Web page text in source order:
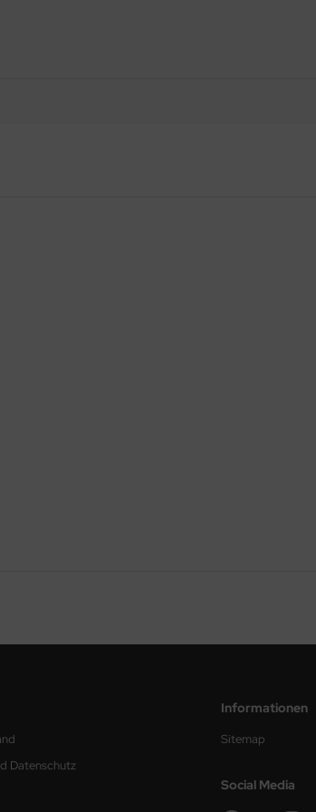
Datenschutz
Informationen
Sitemap
Social Media